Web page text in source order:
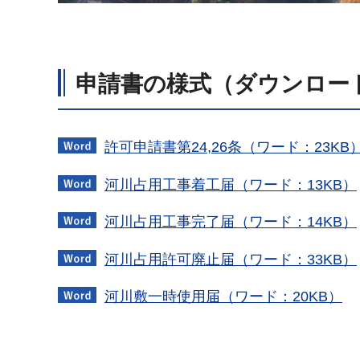
申請書の様式（ダウンロー
許可申請書第24,26条（ワード：23KB
河川占用工事着工届（ワード：13KB）
河川占用工事完了届（ワード：14KB）
河川占用許可廃止届（ワード：33KB）
河川敷一時使用届（ワード：20KB）